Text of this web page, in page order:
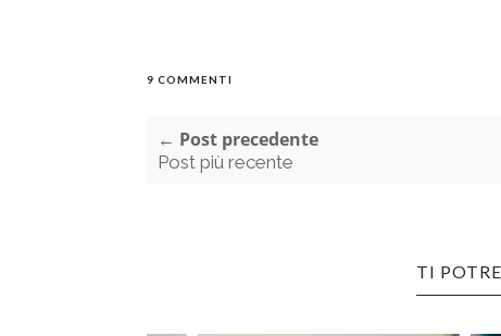
9 COMMENTI
← Post precedente
Post più recente
TI